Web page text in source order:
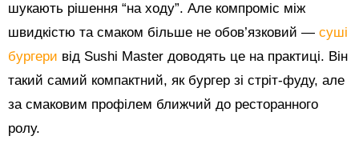
шукають рішення “на ходу”. Але компроміс між
швидкістю та смаком більше не обов’язковий — суші
бургери від Sushi Master доводять це на практиці. Він
такий самий компактний, як бургер зі стріт-фуду, але
за смаковим профілем ближчий до ресторанного
ролу.